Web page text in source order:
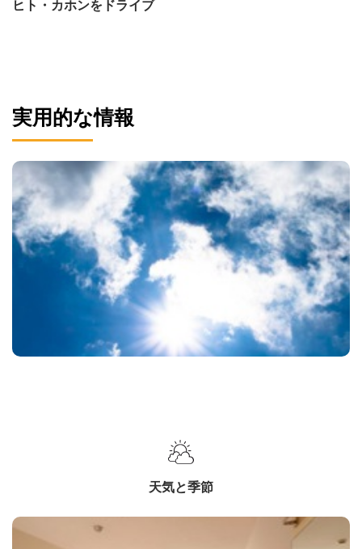
ヒト・カホンをドライブ
実用的な情報
天気と季節